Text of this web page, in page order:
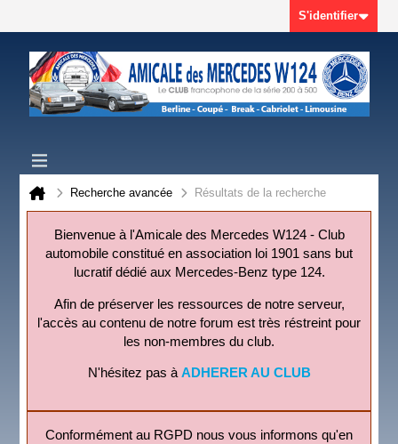
S'identifier
Recherche avancée Résultats de la recherche
Bienvenue à l'Amicale des Mercedes W124 - Club
automobile constitué en association loi 1901 sans but
lucratif dédié aux Mercedes-Benz type 124.
Afin de préserver les ressources de notre serveur,
l'accès au contenu de notre forum est très réstreint pour
les non-membres du club.
N'hésitez pas àADHERER AU CLUB
Conformément au RGPD nous vous informons qu'en